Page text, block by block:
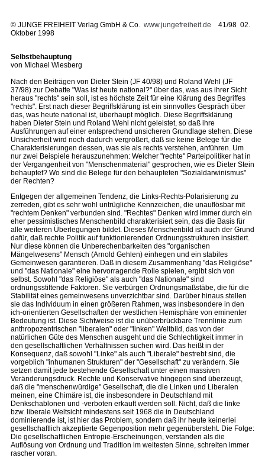
© JUNGE FREIHEIT Verlag GmbH & Co. www.jungefreiheit.de 41/98 02.
Oktober 1998
Selbstbehauptung
von Michael Wiesberg
Nach den Beiträgen von Dieter Stein (JF 40/98) und Roland Wehl (JF
37/98) zur Debatte "Was ist heute national?" über das, was aus ihrer Sicht
heraus "rechts" sein soll, ist es höchste Zeit für eine Klärung des Begriffes
"rechts". Erst nach dieser Begriffsklärung ist ein sinnvolles Gespräch über
das, was heute national ist, überhaupt möglich. Diese Begriffsklärung
haben Dieter Stein und Roland Wehl nicht geleistet, so daß ihre
Ausführungen auf einer entsprechend unsicheren Grundlage stehen. Diese
Unsicherheit wird noch dadurch vergrößert, daß sie keine Belege für die
Charakterisierungen dessen, was sie als rechts verstehen, anführen. Um
nur zwei Beispiele herauszunehmen: Welcher "rechte" Parteipolitiker hat in
der Vergangenheit von "Menschenmaterial" gesprochen, wie es Dieter Stein
behauptet? Wo sind die Belege für den behaupteten "Sozialdarwinismus"
der Rechten?
Entgegen der allgemeinen Tendenz, die Links-Rechts-Polarisierung zu
zerreden, gibt es sehr wohl untrügliche Kennzeichen, die unauflösbar mit
"rechtem Denken" verbunden sind. "Rechtes" Denken wird immer durch ein
eher pessimistisches Menschenbild charakterisiert sein, das die Basis für
alle weiteren Überlegungen bildet. Dieses Menschenbild ist auch der Grund
dafür, daß rechte Politik auf funktionierenden Ordnungsstrukturen insistiert.
Nur diese können die Unberechenbarkeiten des "organischen
Mängelwesens" Mensch (Arnold Gehlen) einhegen und ein stabiles
Gemeinwesen garantieren. Daß in diesem Zusammenhang "das Religiöse"
und "das Nationale" eine hervorragende Rolle spielen, ergibt sich von
selbst. Sowohl "das Religiöse" als auch "das Nationale" sind
ordnungsstiftende Faktoren. Sie verbürgen Ordnungsmaßstäbe, die für die
Stabilität eines gemeinwesens unverzichtbar sind. Darüber hinaus stellen
sie das Individuum in einen größeren Rahmen, was insbesondere in den
ich-orientierten Gesellschaften der westlichen Hemisphäre von eminenter
Bedeutung ist. Diese Sichtweise ist die unüberbrückbare Trennlinie zum
anthropozentrischen "liberalen" oder "linken" Weltbild, das von der
natürlichen Güte des Menschen ausgeht und die Schlechtigkeit immer in
den gesellschaftlichen Verhältnissen suchen wird. Das heißt in der
Konsequenz, daß sowohl "Linke" als auch "Liberale" bestrebt sind, die
vorgeblich "inhumanen Strukturen" der "Gesellschaft" zu verändern. Sie
setzen damit jede bestehende Gesellschaft unter einen massiven
Veränderungsdruck. Rechte und Konservative hingegen sind überzeugt,
daß die "menschenwürdige" Gesellschaft, die die Linken und Liberalen
meinen, eine Chimäre ist, die insbesondere in Deutschland mit
Denkschablonen und -verboten erkauft werden soll. Nicht, daß die linke
bzw. liberale Weltsicht mindestens seit 1968 die in Deutschland
dominierende ist, ist hier das Problem, sondern daß ihr heute keinerlei
gesellschaftlich akzeptierte Gegenposition mehr gegenübersteht. Die Folge:
Die gesellschaftlichen Entropie-Erscheinungen, verstanden als die
Auflösung von Ordnung und Tradition im weitesten Sinne, schreiten immer
rascher voran.